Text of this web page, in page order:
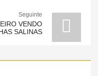
Seguinte
VENDO
SALINAS